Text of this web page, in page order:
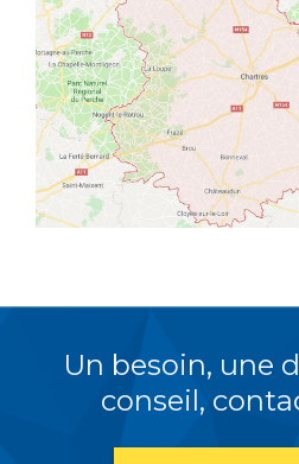
Un besoin, une
conseil,